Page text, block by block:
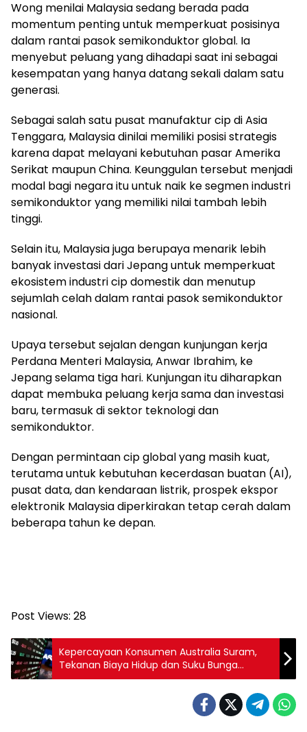
Wong menilai Malaysia sedang berada pada
momentum penting untuk memperkuat posisinya
dalam rantai pasok semikonduktor global. Ia
menyebut peluang yang dihadapi saat ini sebagai
kesempatan yang hanya datang sekali dalam satu
generasi.
Sebagai salah satu pusat manufaktur cip di Asia
Tenggara, Malaysia dinilai memiliki posisi strategis
karena dapat melayani kebutuhan pasar Amerika
Serikat maupun China. Keunggulan tersebut menjadi
modal bagi negara itu untuk naik ke segmen industri
semikonduktor yang memiliki nilai tambah lebih
tinggi.
Selain itu, Malaysia juga berupaya menarik lebih
banyak investasi dari Jepang untuk memperkuat
ekosistem industri cip domestik dan menutup
sejumlah celah dalam rantai pasok semikonduktor
nasional.
Upaya tersebut sejalan dengan kunjungan kerja
Perdana Menteri Malaysia, Anwar Ibrahim, ke
Jepang selama tiga hari. Kunjungan itu diharapkan
dapat membuka peluang kerja sama dan investasi
baru, termasuk di sektor teknologi dan
semikonduktor.
Dengan permintaan cip global yang masih kuat,
terutama untuk kebutuhan kecerdasan buatan (AI),
pusat data, dan kendaraan listrik, prospek ekspor
elektronik Malaysia diperkirakan tetap cerah dalam
beberapa tahun ke depan.
Post Views: 28
Kepercayaan Konsumen Australia Suram,
Tekanan Biaya Hidup dan Suku Bunga
Membebani